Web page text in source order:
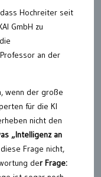
Hochreiter seit
GmbH zu
an der
wenn der große
für die KI
nicht den
„Intelligenz an
Frage nicht,
der Frage: